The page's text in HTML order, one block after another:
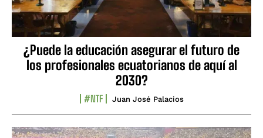
¿Puede la educación asegurar el futuro de
los profesionales ecuatorianos de aquí al
2030?
#NTF Juan José Palacios